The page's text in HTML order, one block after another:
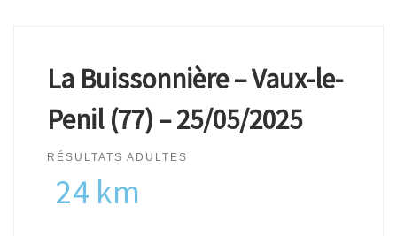
La Buissonnière – Vaux-le-
Penil (77) – 25/05/2025
RÉSULTATS ADULTES
24 km